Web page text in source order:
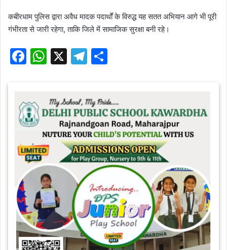
कबीरधाम पुलिस द्वारा अवैध मादक पदार्थों के विरुद्ध यह सतत अभियान आगे भी पूरी
गंभीरता से जारी रहेगा, ताकि जिले में सामाजिक सुरक्षा बनी रहे।
F
e
b
o
k
W
s
A
p
p
X
T
gr
a
m
e